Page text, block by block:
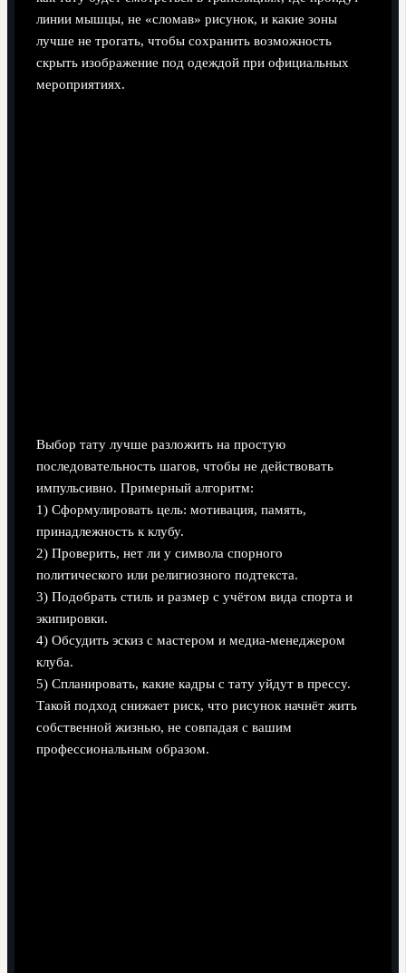
линии мышцы, не «сломав» рисунок, и какие зоны
лучше не трогать, чтобы сохранить возможность
скрыть изображение под одеждой при официальных
мероприятиях.
Выбор тату лучше разложить на простую
последовательность шагов, чтобы не действовать
импульсивно. Примерный алгоритм:
1) Сформулировать цель: мотивация, память,
принадлежность к клубу.
2) Проверить, нет ли у символа спорного
политического или религиозного подтекста.
3) Подобрать стиль и размер с учётом вида спорта и
экипировки.
4) Обсудить эскиз с мастером и медиа‑менеджером
клуба.
5) Спланировать, какие кадры с тату уйдут в прессу.
Такой подход снижает риск, что рисунок начнёт жить
собственной жизнью, не совпадая с вашим
профессиональным образом.